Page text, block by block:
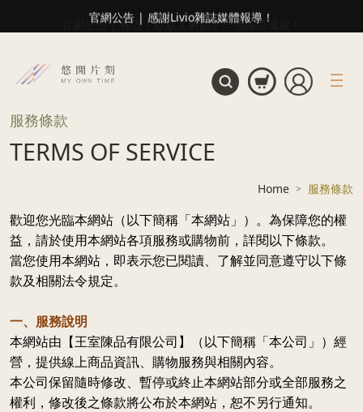
官網公告 | 感謝Livio雜誌媒體報導！
服務條款
TERMS OF SERVICE
Home 服務條款
歡迎您光臨本網站（以下簡稱「本網站」）。為保障您的權
益，請於使用本網站各項服務或購物前，詳閱以下條款。
當您使用本網站，即表示您已閱讀、了解並同意遵守以下條
款及相關法令規定。
一、服務說明
本網站由【王室陳品有限公司】（以下簡稱「本公司」）經
營，提供線上商品資訊、購物服務與相關內容。
本公司保留隨時修改、暫停或終止本網站部分或全部服務之
權利，修改後之條款將公布於本網站，恕不另行通知。